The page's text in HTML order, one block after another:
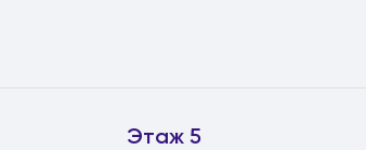
Этаж 5